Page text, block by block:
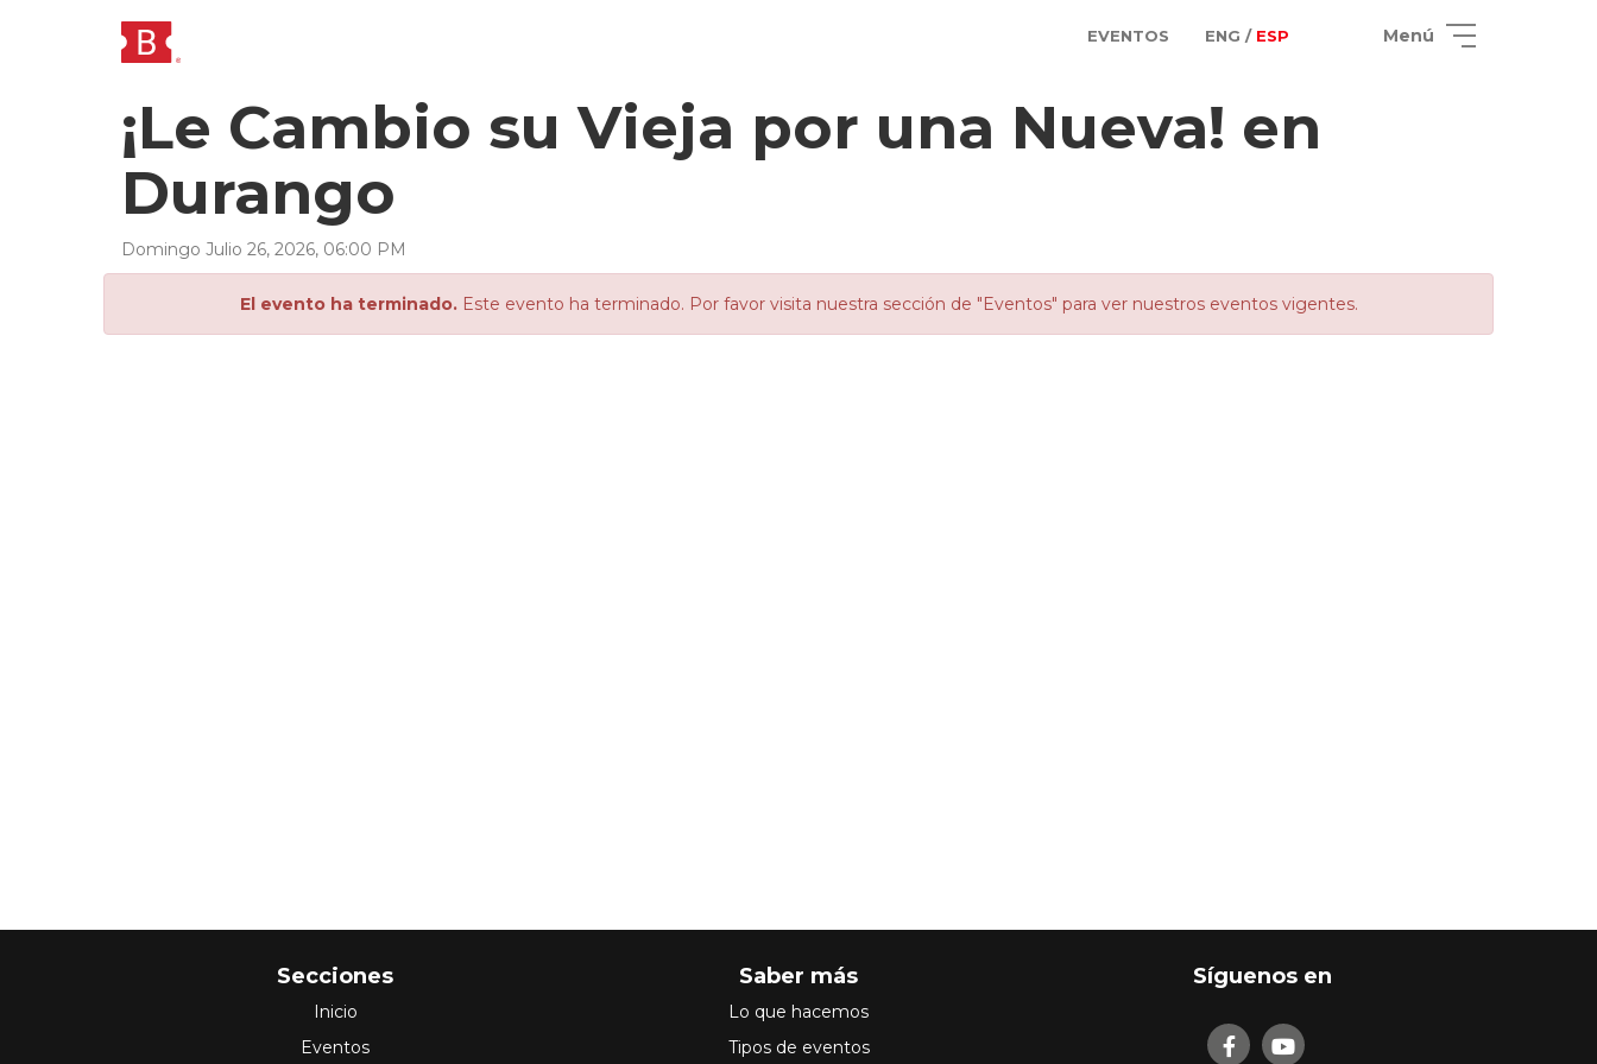
EVENTOS ENG / ESP Menú
¡Le Cambio su Vieja por una Nueva! en
Durango
Domingo Julio 26, 2026, 06:00 PM
El evento ha terminado.Este evento ha terminado. Por favor visita nuestra sección de "Eventos" para ver nuestros eventos vigentes.
Secciones
Inicio
Eventos
Saber más
Lo que hacemos
Tipos de eventos
Síguenos en